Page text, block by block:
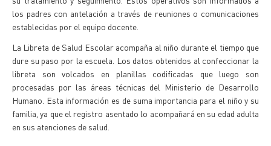
los padres con antelación a través de reuniones o comunicaciones
establecidas por el equipo docente.
La Libreta de Salud Escolar acompaña al niño durante el tiempo que
dure su paso por la escuela. Los datos obtenidos al confeccionar la
libreta son volcados en planillas codificadas que luego son
procesadas por las áreas técnicas del Ministerio de Desarrollo
Humano. Esta información es de suma importancia para el niño y su
familia, ya que el registro asentado lo acompañará en su edad adulta
en sus atenciones de salud.